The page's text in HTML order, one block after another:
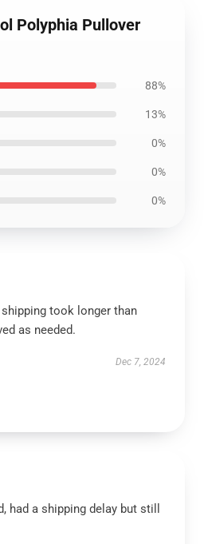
Polyphia Pullover
88%
13%
0%
0%
0%
took longer than
as needed.
Dec 7, 2024
had a shipping delay but still